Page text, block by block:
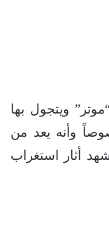
ويتجول بها
وأنه يعد من
أثار استغراب